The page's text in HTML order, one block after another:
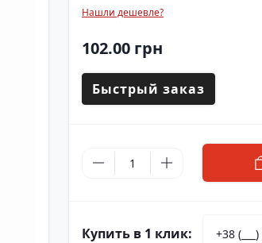
Нашли дешевле?
102.00 грн
Быстрый заказ
Купить в 1 клик: